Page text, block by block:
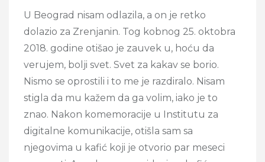
U Beograd nisam odlazila, a on je retko
dolazio za Zrenjanin. Tog kobnog 25. oktobra
2018. godine otišao je zauvek u, hoću da
verujem, bolji svet. Svet za kakav se borio.
Nismo se oprostili i to me je razdiralo. Nisam
stigla da mu kažem da ga volim, iako je to
znao. Nakon komemoracije u Institutu za
digitalne komunikacije, otišla sam sa
njegovima u kafić koji je otvorio par meseci